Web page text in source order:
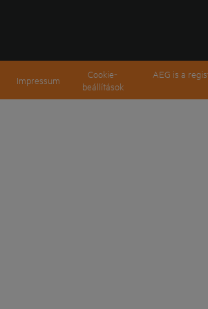
Impressum
Cookie-
beállítások
AEG is a